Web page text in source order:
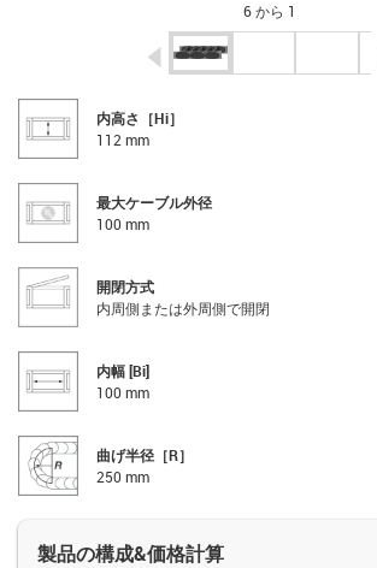
6 から 1
igus-icon-arrow-left
内高さ［Hi］
112 mm
最大ケーブル外径
100 mm
開閉方式
内周側または外周側で開閉
内幅 [Bi]
100 mm
曲げ半径［R］
250 mm
製品の構成&価格計算